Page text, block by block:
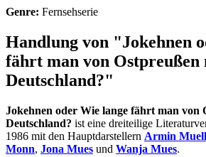
Genre: Fernsehserie
Handlung von "Jokehnen
fährt man von Ostpreußen
Deutschland?"
Jokehnen oder Wie lange fährt man von
Deutschland? ist eine dreiteilige
1986 mit den Hauptdarstellern Armin
Monn, Jona Mues und Wanja Mues.